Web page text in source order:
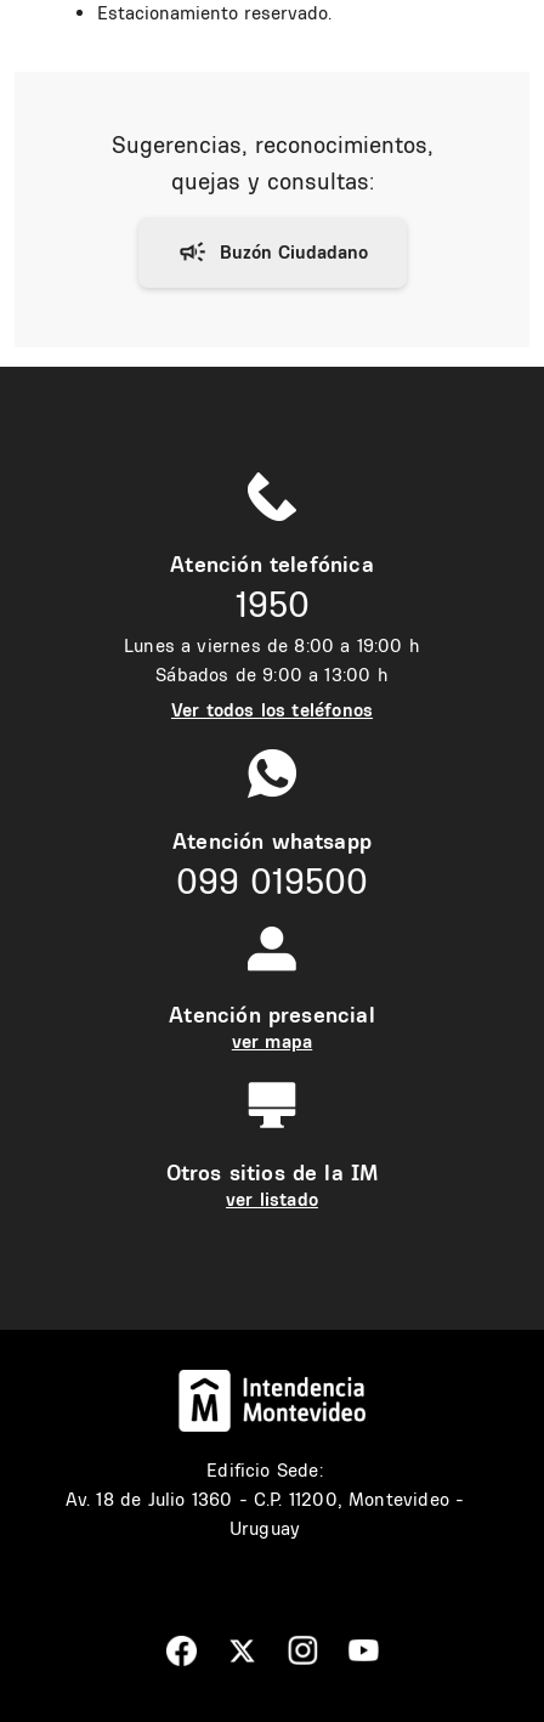
Estacionamiento reservado.
Sugerencias, reconocimientos,
quejas y consultas:
Atención telefónica
1950
Lunes a viernes de 8:00 a 19:00 h
Sábados de 9:00 a 13:00 h
Ver todos los teléfonos
Atención whatsapp
099 019500
Atención presencial
ver mapa
Otros sitios de la IM
ver listado
Edificio Sede:
Av. 18 de Julio 1360 - C.P. 11200, Montevideo -
Uruguay